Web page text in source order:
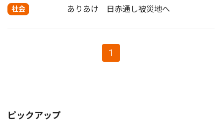
社会 ありあけ 日赤通し被災地へ
1
ピックアップ